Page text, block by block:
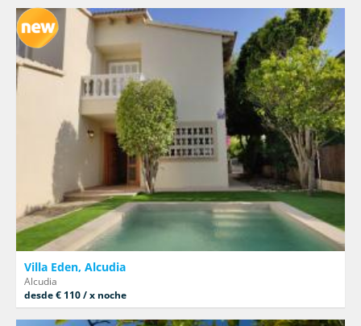
Villa Eden, Alcudia
Alcudia
desde € 110 / x noche